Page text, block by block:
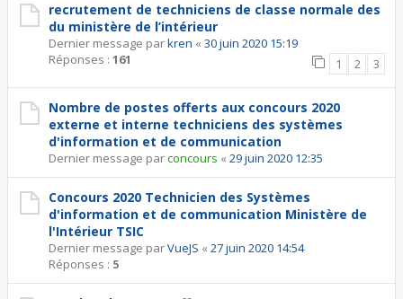
recrutement de techniciens de classe normale des
du ministère de l’intérieur
Dernier message parkren « 30 juin 2020 15:19
Réponses : 161 1 2 3
Nombre de postes offerts aux concours 2020
externe et interne techniciens des systèmes
d'information et de communication
Dernier message parconcours « 29 juin 2020 12:35
Concours 2020 Technicien des Systèmes
d'information et de communication Ministère de
l'Intérieur TSIC
Dernier message parVueJS « 27 juin 2020 14:54
Réponses : 5